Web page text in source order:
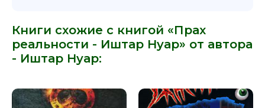
Книги схожие с книгой «Прах
реальности - Иштар Нуар» от автора
- Иштар Нуар: